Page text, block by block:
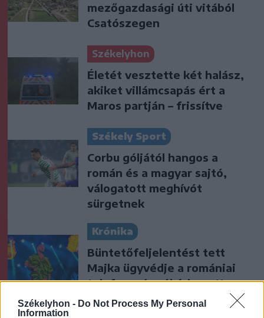
Székelyhon - Do Not Process My Personal
Information
mezőgazdasági úti vitából
Csatószegen
Székelyhon
Életét vesztette két halász,
akiket villámcsapás ért a
Maros partján – frissítve
Székely Sport
Corbu góljától hangos a
román és a magyar sajtó,
válogatott meghívót
sürgetnek
Krónika
Büntetőfeljelentést tett
Majka ügyvédje a romániai
telefonszámról érkezett
fenyegetés miatt